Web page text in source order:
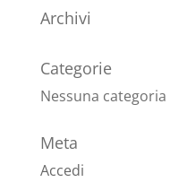
Archivi
Categorie
Nessuna categoria
Meta
Accedi